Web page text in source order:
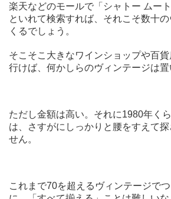
楽天などのモールで「シャトー ムー
といれて検索すれば、それこそ数十
くるでしょう。
そこそこ大きなワインショップや百
行けば、何かしらのヴィンテージは置
ただし金額は高い。それに1980年く
は、さすがにしっかりと腰をすえて
せん。
これまで70を超えるヴィンテージで